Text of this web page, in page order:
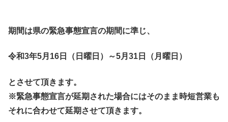
期間は県の緊急事態宣言の期間に準じ、
令和3年5月16日（日曜日）～5月31日（月曜日）
とさせて頂きます。
※緊急事態宣言が延期された場合にはそのまま時短営業も
それに合わせて延期させて頂きます。